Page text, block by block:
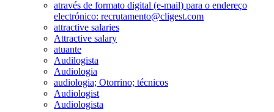
através de formato digital (e-mail) para o endereço
electrónico: recrutamento@cligest.com
attractive salaries
Attractive salary
atuante
Audilogista
Audiologia
audiologia; Otorrino; técnicos
Audiologist
Audiologista